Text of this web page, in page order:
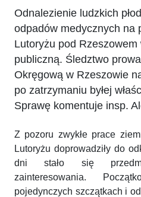
Odnalezienie ludzkich
odpadów medycznych na
Lutoryżu pod Rzeszowem
publiczną. Śledztwo
Okręgową w Rzeszowie
po zatrzymaniu byłej
Sprawę komentuje insp.
Z pozoru zwykłe prace
Lutoryżu doprowadziły do
dni stało się
zainteresowania.
pojedynczych szczątkach i